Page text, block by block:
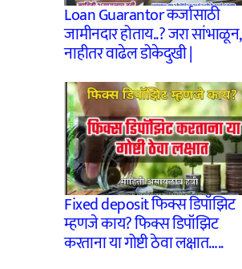
Loan Guarantor कर्जासाठी
जामीनदार होताय..? जरा सांभाळून,
नाहीतर वाढेल डोकेदुखी |
Fixed deposit फिक्स डिपॉझिट
म्हणजे काय? फिक्स डिपॉझिट
करताना या गोष्टी ठेवा लक्षात…..